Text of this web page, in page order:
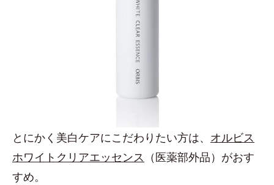
とにかく美白ケアにこだわりたい方は、 オルビス
ホワイトクリアエッセンス （医薬部外品）がおす
すめ。